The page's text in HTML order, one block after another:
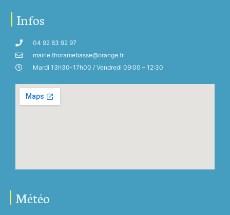
Infos
04 92 83 92 97
mairie.thoramebasse@orange.fr
Mardi 13h30-17h00 / Vendredi 09:00 – 12:30
Météo